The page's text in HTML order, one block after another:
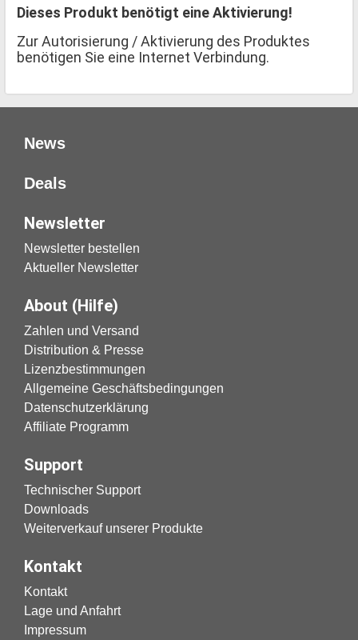
Dieses Produkt benötigt eine Aktivierung!
Zur Autorisierung / Aktivierung des Produktes
benötigen Sie eine Internet Verbindung.
News
Deals
Newsletter
Newsletter bestellen
Aktueller Newsletter
About (Hilfe)
Zahlen und Versand
Distribution & Presse
Lizenzbestimmungen
Allgemeine Geschäftsbedingungen
Datenschutzerklärung
Affiliate Programm
Support
Technischer Support
Downloads
Weiterverkauf unserer Produkte
Kontakt
Kontakt
Lage und Anfahrt
Impressum